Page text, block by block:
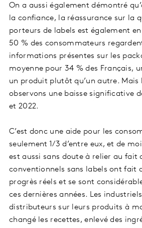
On a aussi également démontré
la confiance, la réassurance sur la
porteurs de labels est également
50 % des consommateurs
informations présentes sur les
moyenne pour 34 % des Français,
un produit plutôt qu’un autre. Mais
observons une baisse significative
et 2022.
C’est donc une aide pour les
seulement 1/3 d’entre eux, et de
est aussi sans doute à relier au fait
conventionnels sans labels ont fait
progrès réels et se sont
ces dernières années. Les
distributeurs sur leurs produits à
changé les recettes, enlevé des